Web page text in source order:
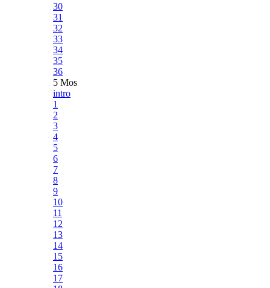
30
31
32
33
34
35
36
5 Mos
intro
1
2
3
4
5
6
7
8
9
10
11
12
13
14
15
16
17